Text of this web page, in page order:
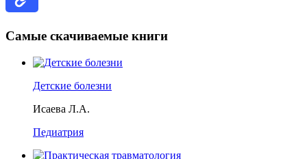
Самые скачиваемые книги
Детские болезни
Исаева Л.А.
Педиатрия